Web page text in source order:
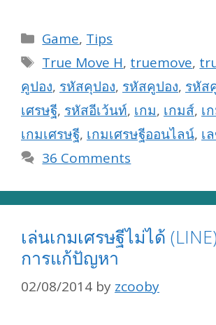
Categories
Game, Tips
Tags
True Move H, truemove,
คูปอง, รหัสคุปอง, รหัสคูปอง, รหัส
เศรษฐี, รหัสอีเว้นท์, เกม, เกมส์, เ
เกมเศรษฐี, เกมเศรษฐีออนไลน์, เ
36 Comments
เล่นเกมเศรษฐีไม่ได้
การแก้ปัญหา
02/08/2014 by zcooby